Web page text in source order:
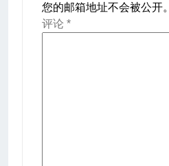
您的邮箱地址不会被公开。
评论 *